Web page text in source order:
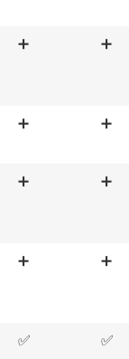
➕ ➕
➕ ➕
➕ ➕
➕ ➕
✅ ✅